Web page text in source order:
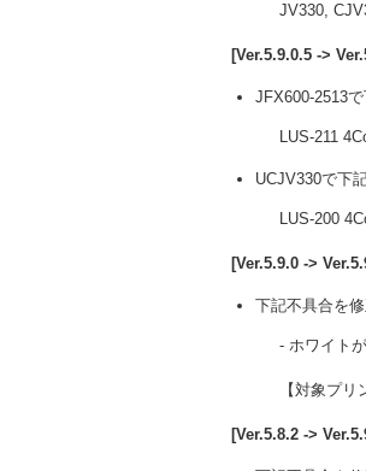
JV330,
[Ver.5.9.0.5 ->
JFX600-2513
LUS-211
UCJV330で下
LUS-200
[Ver.5.9.0 ->
下記不具合を修
- ホワイト
【対象プ
[Ver.5.8.2 ->